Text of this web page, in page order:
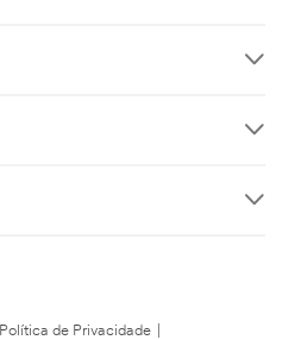
Política de Privacidade